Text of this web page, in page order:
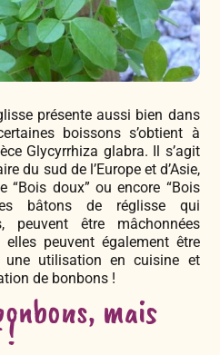
BIO présente aussi bien dans
boissons s’obtient à
Glycyrrhiza glabra. Il s’agit
du sud de l’Europe et d’Asie,
“Bois doux” ou encore “Bois
bâtons de réglisse qui
être mâchonnées
peuvent également être
une utilisation en cuisine et
de bonbons !
mais
!